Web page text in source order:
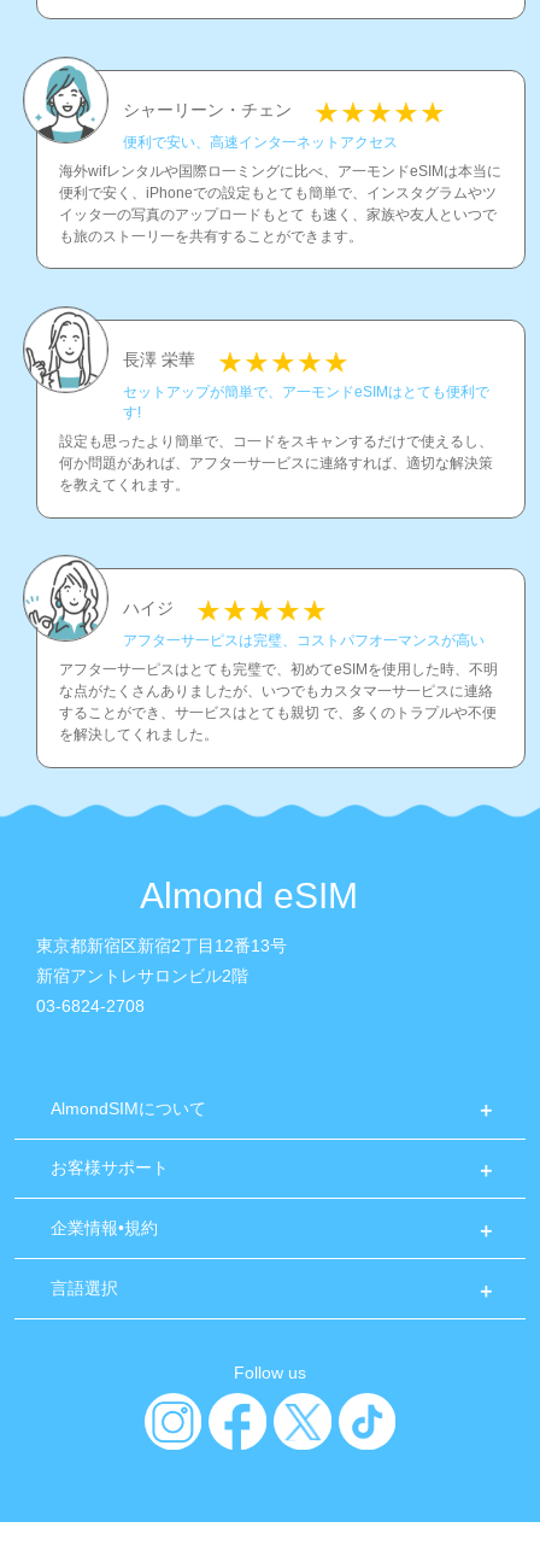
シャーリーン・チェン
便利で安い、高速インタ一ネットアクセス
海外wifレンタルや国際ロ一ミングに比べ、ア一モンドeSIMは本当に
便利で安く、iPhoneでの設定もとても簡単で、インスタグラムやツ
イッタ一の写真のアップロ一ドもとて も速く、家族や友人といつで
も旅のスト一リ一を共有することができます。
長澤 栄華
セットアップが簡単で、ア一モンドeSIMはとても便利で
す!
設定も思ったより簡単で、コ一ドをスキャンするだけで使えるし、
何か問題があれば、アフタ一サ一ビスに連絡すれば、適切な解決策
を教えてくれます。
ハイジ
アフタ一サ一ピスは完璧、コストパフオ一マンスが高い
アフタ一サ一ピスはとても完璧で、初めてeSIMを使用した時、不明
な点がたくさんありましたが、いつでもカスタマ一サ一ピスに連絡
することができ、サ一ビスはとても親切 で、多くのトラプルや不便
を解決してくれました。
Almond eSIM
東京都新宿区新宿2丁目12番13号
新宿アントレサロンビル2階
03-6824-2708
AlmondSIMについて
お客様サポート
企業情報•規約
言語選択
Follow us